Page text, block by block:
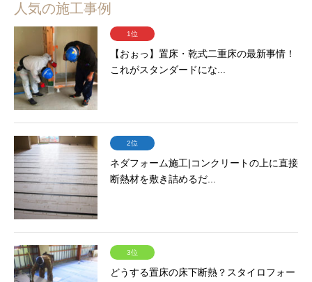
人気の施工事例
1位
【おぉっ】置床・乾式二重床の最新事情！
これがスタンダードにな...
2位
ネダフォーム施工|コンクリートの上に直接
断熱材を敷き詰めるだ...
3位
どうする置床の床下断熱？スタイロフォー